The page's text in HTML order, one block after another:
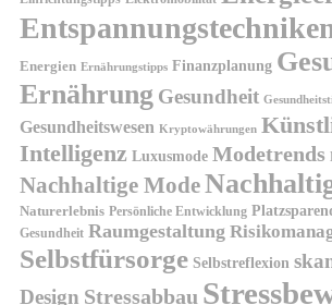
Energien Ernährungstipps Finanzplanung
Ernährung Gesundheit
Gesundheitswesen Kryptowährungen
Intelligenz Luxusmode Modetrends
Nachhaltige Mode
Naturerlebnis Persönliche Entwicklung
Gesundheit Raumgestaltung
Selbstfürsorge Selbstreflexion
Design Stressabbau